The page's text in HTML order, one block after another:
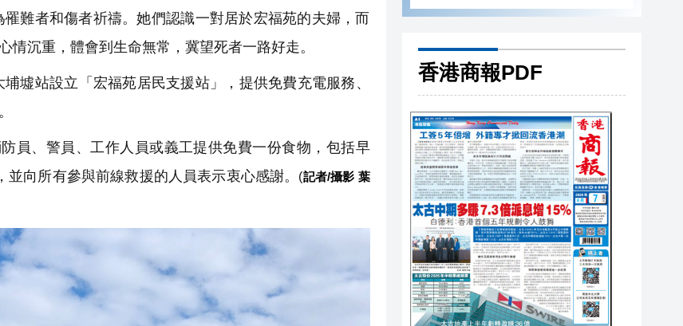
罹難者和傷者祈禱。她們認識一對居於宏福苑的夫婦，而
情沉重， 體會到生命無常，冀望死者一路好走。
墟站設立「 宏福苑居民支援站」，提供免費充電服務、
員、警員、工作人員或義工提供免費一份食物，包括早
並向所有參與前線救援的人員表示衷心感謝。 (記者/攝影 葉
後事
香港商報PDF